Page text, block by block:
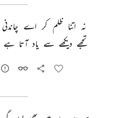
نہ اتنا ظلم کر اے چاندنی
تجھے دیکھے سے یاد آتا ہے